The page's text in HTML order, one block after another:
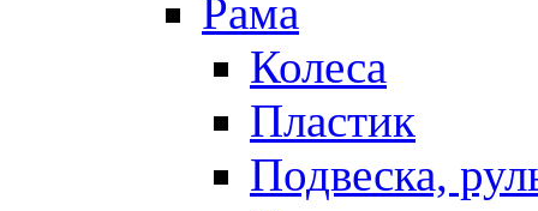
Рама
Колеса
Пластик
Подвеска,